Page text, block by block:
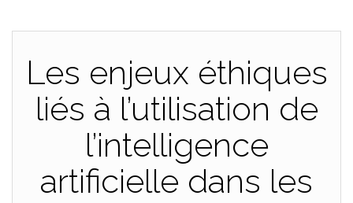
Les enjeux éthiques
liés à l’utilisation de
l’intelligence
artificielle dans les